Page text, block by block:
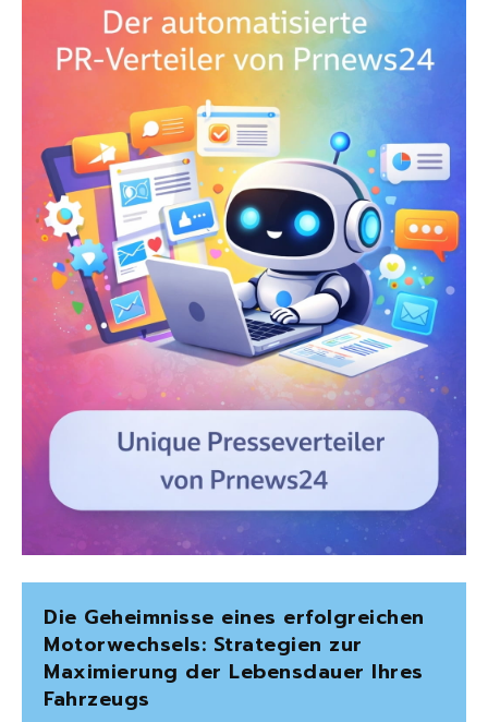
Die Geheimnisse eines erfolgreichen
Motorwechsels: Strategien zur
Maximierung der Lebensdauer Ihres
Fahrzeugs